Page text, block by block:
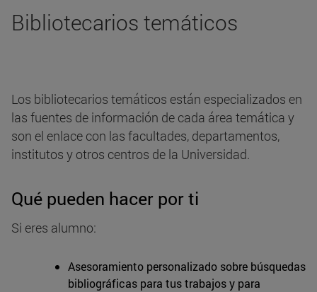
Bibliotecarios temáticos
Los bibliotecarios temáticos están especializados en
las fuentes de información de cada área temática y
son el enlace con las facultades, departamentos,
institutos y otros centros de la Universidad.
Qué pueden hacer por ti
Si eres alumno:
Asesoramiento personalizado sobre búsquedas
bibliográficas para tus trabajos y para